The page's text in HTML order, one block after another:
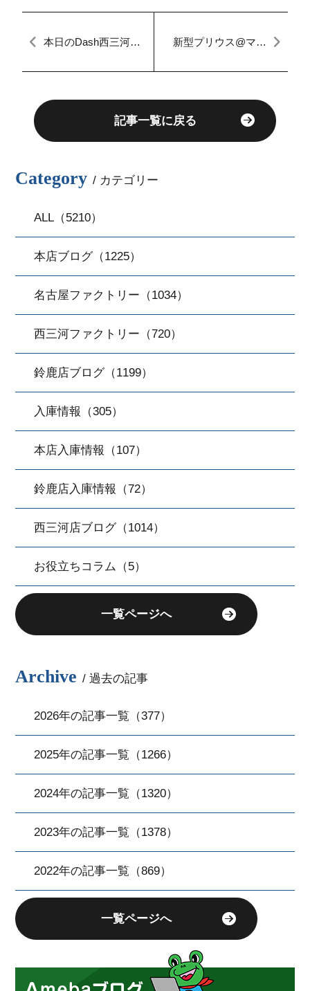
本日のDash西三河
新型プリウス@マイ
記事一覧に戻る
Category / カテゴリー
ALL（5210）
本店ブログ（1225）
名古屋ファクトリー（1034）
西三河ファクトリー（720）
鈴鹿店ブログ（1199）
入庫情報（305）
本店入庫情報（107）
鈴鹿店入庫情報（72）
西三河店ブログ（1014）
お役立ちコラム（5）
一覧ページへ
Archive / 過去の記事
2026年の記事一覧（377）
2025年の記事一覧（1266）
2024年の記事一覧（1320）
2023年の記事一覧（1378）
2022年の記事一覧（869）
一覧ページへ